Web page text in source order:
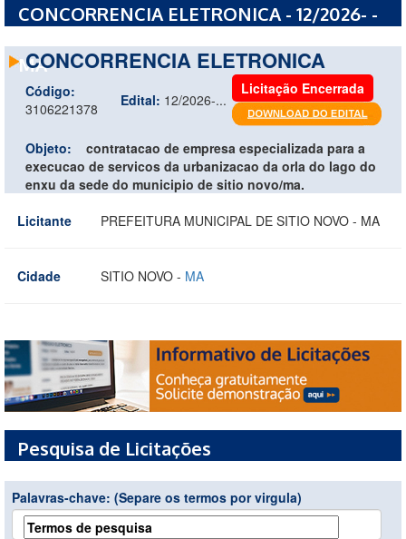
CONCORRENCIA ELETRONICA - 12/2026- -
MA
CONCORRENCIA ELETRONICA
Código:
3106221378
Edital: 12/2026-...
Licitação Encerrada
Objeto:
contratacao de empresa especializada para a
execucao de servicos da urbanizacao da orla do lago do
enxu da sede do municipio de sitio novo/ma.
Licitante
PREFEITURA MUNICIPAL DE SITIO NOVO - MA
Cidade SITIO NOVO - MA
Pesquisa de Licitações
Palavras-chave: (Separe os termos por virgula)